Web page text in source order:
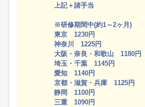
上記＋諸手当
※研修期間中(約1～2ヶ月)
東京 1230円
神奈川 1225円
大阪・奈良・和歌山 1180円
埼玉・千葉 1145円
愛知 1140円
京都・滋賀・兵庫 1125円
静岡 1100円
三重 1090円